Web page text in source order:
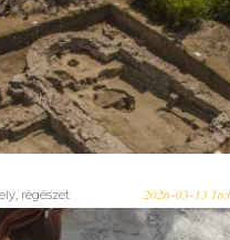
régészeti
indít
Centrum
, régészet 2026-03-13